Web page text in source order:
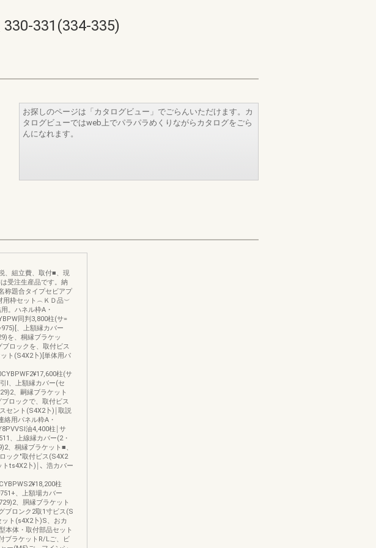
331(334-335)
お探しのページは「カタログビュー」でごらんいただけます。カ
タログビューではweb上でパラパラめくりながらカタログをごら
んになれます。
、組立費、取付■、現
受注生産品です。納
称題合タイプセビアプ
枠セット︵ＫＤ品︶
。ハネル枠A・
同判3,800柱(サ=
、上額縁カバー
を、桐縁ブラケッ
ブロックを、取付ビス
ト(S4X2卜)[単体用パ
柱(サ
I、上額縁カバー(セ
、嗣縁ブラケット
ロックで、取付ビス
セント(S4X2卜)￨取説
用パネル粋A・
油4,400柱￨サ
、上線縁カバー(2・
、桐縁ブラケット■、
ック″取付ビス(S4X2
トts4X2卜)￨、浩カバー
柱
、上額場カバー
、胴縁ブラケット
ブロンク2取1寸ビス(S
ト(s4X2卜)S、おカ
本体・取付部品セット
ブラケットR/Lご、ビ